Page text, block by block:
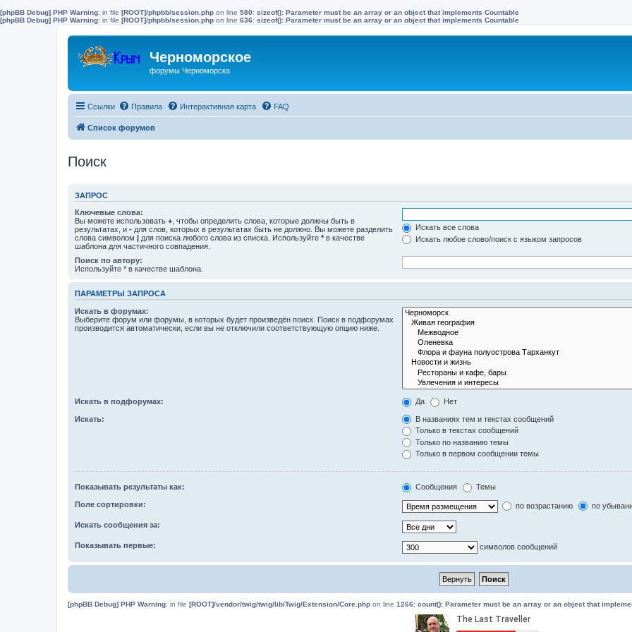
[phpBB Debug] PHP Warning: in file [ROOT]/phpbb/session.php on line 580: sizeof(): Parameter must be an array or an object that implements Countable
[phpBB Debug] PHP Warning: in file [ROOT]/phpbb/session.php on line 636: sizeof(): Parameter must be an array or an object that implements Countable
Черноморское
форумы Черноморска
Ссылки Правила Интерактивная карта FAQ
Список форумов
Поиск
ЗАПРОС
Ключевые слова:
Вы можете использовать + , чтобы определить слова, которые должны быть в
результатах, и - для слов, которых в результатах быть не должно. Вы можете разделить
слова символом | для поиска любого слова из списка. Используйте * в качестве
шаблона для частичного совпадения.
Искать все слова
Искать любое слово/поиск с языком запросов
Поиск по автору:
Используйте * в качестве шаблона.
ПАРАМЕТРЫ ЗАПРОСА
Искать в форумах:
Выберите форум или форумы, в которых будет произведён поиск. Поиск в подфорумах
производится автоматически, если вы не отключили соответствующую опцию ниже.
Искать в подфорумах: Да Нет
Искать:
В названиях тем и текстах сообщений
Только в текстах сообщений
Только по названию темы
Только в первом сообщении темы
Показывать результаты как: Сообщения Темы
Поле сортировки: по возрастанию по
Искать сообщения за:
Показывать первые: символов сообщений
[phpBB Debug] PHP Warning: in file [ROOT]/vendor/twig/twig/lib/Twig/Extension/Core.php on line 1266: count(): Parameter must be an array or an object that